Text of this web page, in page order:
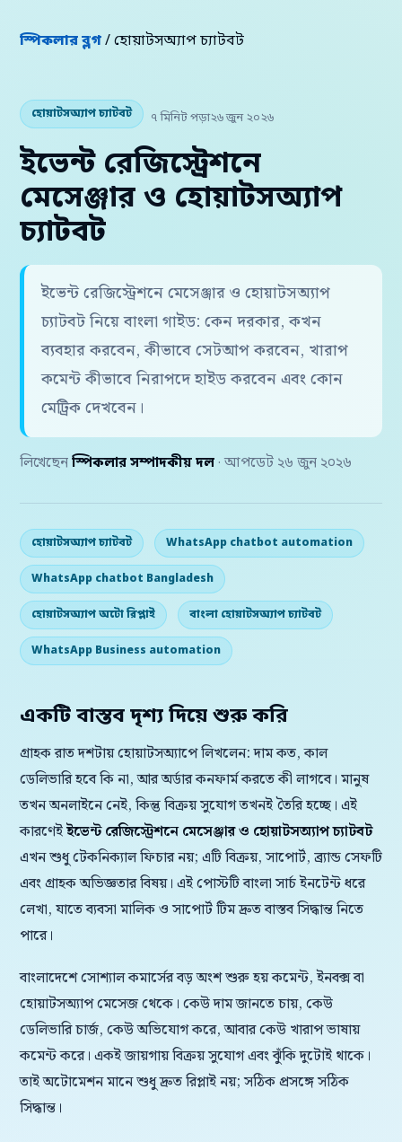
স্পিকলার ব্লগ/ হোয়াটসঅ্যাপ চ্যাটবট
হোয়াটসঅ্যাপ চ্যাটবট ৭ মিনিট পড়া২৬ জুন ২০২৬
ইভেন্ট রেজিস্ট্রেশনে
মেসেঞ্জার ও হোয়াটসঅ্যাপ
চ্যাটবট
ইভেন্ট রেজিস্ট্রেশনে মেসেঞ্জার ও হোয়াটসঅ্যাপ
চ্যাটবট নিয়ে বাংলা গাইড: কেন দরকার, কখন
ব্যবহার করবেন, কীভাবে সেটআপ করবেন, খারাপ
কমেন্ট কীভাবে নিরাপদে হাইড করবেন এবং কোন
মেট্রিক দেখবেন।
লিখেছেন স্পিকলার সম্পাদকীয় দল · আপডেট ২৬ জুন ২০২৬
হোয়াটসঅ্যাপ চ্যাটবট WhatsApp chatbot automation
WhatsApp chatbot Bangladesh
হোয়াটসঅ্যাপ অটো রিপ্লাই বাংলা হোয়াটসঅ্যাপ চ্যাটবট
WhatsApp Business automation
একটি বাস্তব দৃশ্য দিয়ে শুরু করি
গ্রাহক রাত দশটায় হোয়াটসঅ্যাপে লিখলেন: দাম কত, কাল
ডেলিভারি হবে কি না, আর অর্ডার কনফার্ম করতে কী লাগবে। মানুষ
তখন অনলাইনে নেই, কিন্তু বিক্রয় সুযোগ তখনই তৈরি হচ্ছে। এই
কারণেইইভেন্ট রেজিস্ট্রেশনে মেসেঞ্জার ও হোয়াটসঅ্যাপ চ্যাটবট
এখন শুধু টেকনিক্যাল ফিচার নয়; এটি বিক্রয়, সাপোর্ট, ব্র্যান্ড সেফটি
এবং গ্রাহক অভিজ্ঞতার বিষয়। এই পোস্টটি বাংলা সার্চ ইনটেন্ট ধরে
লেখা, যাতে ব্যবসা মালিক ও সাপোর্ট টিম দ্রুত বাস্তব সিদ্ধান্ত নিতে
পারে।
বাংলাদেশে সোশ্যাল কমার্সের বড় অংশ শুরু হয় কমেন্ট, ইনবক্স বা
হোয়াটসঅ্যাপ মেসেজ থেকে। কেউ দাম জানতে চায়, কেউ
ডেলিভারি চার্জ, কেউ অভিযোগ করে, আবার কেউ খারাপ ভাষায়
কমেন্ট করে। একই জায়গায় বিক্রয় সুযোগ এবং ঝুঁকি দুটোই থাকে।
তাই অটোমেশন মানে শুধু দ্রুত রিপ্লাই নয়; সঠিক প্রসঙ্গে সঠিক
সিদ্ধান্ত।